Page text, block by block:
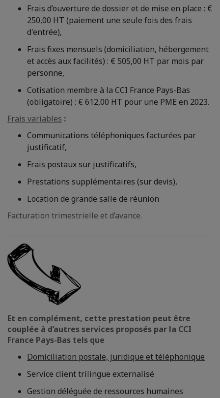
Frais d’ouverture de dossier et de mise en place : €
250,00 HT (paiement une seule fois des frais
d'entrée),
Frais fixes mensuels (domiciliation, hébergement
et accès aux facilités) : € 505,00 HT par mois par
personne,
Cotisation membre à la CCI France Pays-Bas
(obligatoire) : € 612,00 HT pour une PME en 2023.
Frais variables :
Communications téléphoniques facturées par
justificatif,
Frais postaux sur justificatifs,
Prestations supplémentaires (sur devis),
Location de grande salle de réunion
Facturation trimestrielle et d’avance.
Et en complément, cette prestation peut être
couplée à d’autres services proposés par la CCI
France Pays-Bas tels que
Domiciliation postale, juridique et téléphonique
Service client trilingue externalisé
Gestion déléguée de ressources humaines